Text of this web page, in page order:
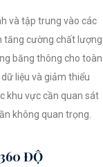
và tập trung vào các
tăng cường chất lượng
băng thông cho toàn
liệu và giảm thiểu
khu vực cần quan sát
không quan trọng.
ĐỘ